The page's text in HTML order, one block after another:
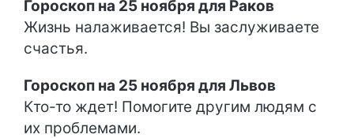
Гороскоп на 25 ноября для Раков
Жизнь налаживается! Вы заслуживаете
счастья.
Гороскоп на 25 ноября для Львов
Кто-то ждет! Помогите другим людям с
их проблемами.